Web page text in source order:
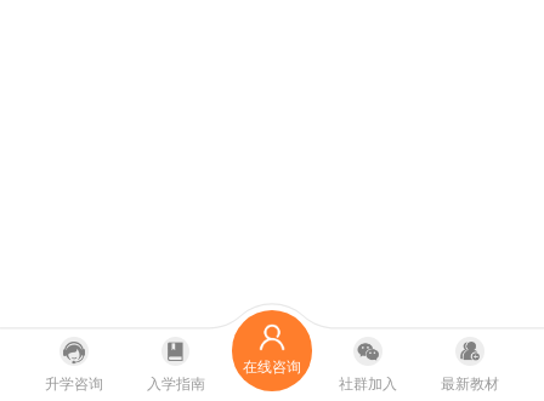
升学咨询 入学指南
在线咨询
社群加入
最新教材